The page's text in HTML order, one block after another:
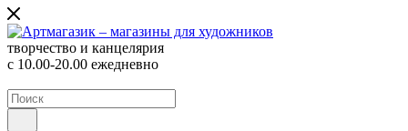
творчество и канцелярия
с 10.00-20.00 ежедневно